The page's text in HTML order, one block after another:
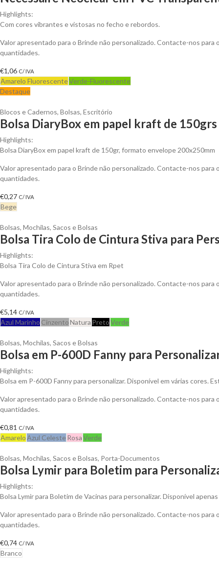
Highlights:
Com cores vibrantes e vistosas no fecho e rebordos.
Valor apresentado para o Brinde não personalizado. Contacte-nos
quantidades.
€1,06 C/ IVA
Amarelo FluorescenteVerde-Fluorescente
Destaque
Blocos e Cadernos, Bolsas, Escritório
Bolsa DiaryBox em papel kraft de
Highlights:
Bolsa DiaryBox em papel kraft de 150gr, formato envelope 200x250mm
Valor apresentado para o Brinde não personalizado. Contacte-nos
quantidades.
€0,27 C/ IVA
Bege
Bolsas, Mochilas, Sacos e Bolsas
Bolsa Tira Colo de Cintura Stiva para
Highlights:
Bolsa Tira Colo de Cintura Stiva em Rpet
Valor apresentado para o Brinde não personalizado. Contacte-nos
quantidades.
€5,14 C/ IVA
Azul Marinho CinzentoNatura PretoVerde
Bolsas, Mochilas, Sacos e Bolsas
Bolsa em P-600D Fanny para
Highlights:
Bolsa em P-600D Fanny para personalizar. Disponível em várias cores.
Valor apresentado para o Brinde não personalizado. Contacte-nos
quantidades.
€0,81 C/ IVA
AmareloAzul Celeste RosaVerde
Bolsas, Mochilas, Sacos e Bolsas, Porta-Documentos
Bolsa Lymir para Boletim para
Highlights:
Bolsa Lymir para Boletim de Vacinas para personalizar. Disponível
Valor apresentado para o Brinde não personalizado. Contacte-nos
quantidades.
€0,74 C/ IVA
Branco